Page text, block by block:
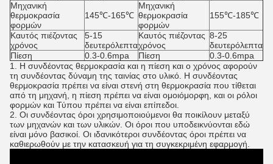
Μηχανική
θερμοκρασία
φορμών
145℃-165℃
Μηχανική
θερμοκρασία
φορμών
155℃-185℃
Καυτός πιέζοντας
χρόνος
5-15
δευτερόλεπτα
Καυτός πιέζοντας
χρόνος
8-25
δευτερόλεπτα
Πίεση
0.3-0.6mpa Πίεση
0.3-0.6mpa
1. Η συνδέοντας θερμοκρασία και η πίεση και ο χρόνος αφορούν
τη συνδέοντας δύναμη της ταινίας στο υλικό. Η συνδέοντας
θερμοκρασία πρέπει να είναι στενή στη θερμοκρασία που τίθεται
από τη μηχανή, η πίεση πρέπει να είναι ομοιόμορφη, και οι ρόλοι
φορμών και Τύπου πρέπει να είναι επίπεδοι.
2. Οι συνδέοντας όροι χρησιμοποιούμενοι θα ποικίλουν μεταξύ
των μηχανών και των υλικών. Οι όροι που υποδεικνύονται εδώ
είναι μόνο βασικοί. Οι ιδανικότεροι συνδέοντας όροι πρέπει να
καθιερωθούν με την κατασκευή για τη συγκεκριμένη εφαρμογή.